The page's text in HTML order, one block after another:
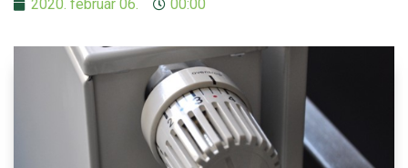
2020. február 06. 00:00